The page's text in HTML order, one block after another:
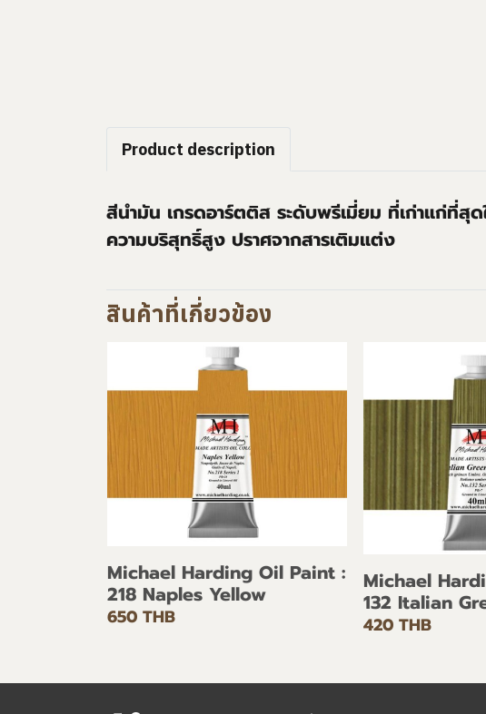
Product description
สีนำมัน เกรดอาร์ตติส ระดับพรีเมี่ยม ที่เก่าแก่ที่สุ
ความบริสุทธิ์สูง ปราศจากสารเติมแต่ง
สินค้าที่เกี่ยวข้อง
Michael Harding Oil Paint :
218 Naples Yellow
650 THB
Michael
132 Italian
420 THB